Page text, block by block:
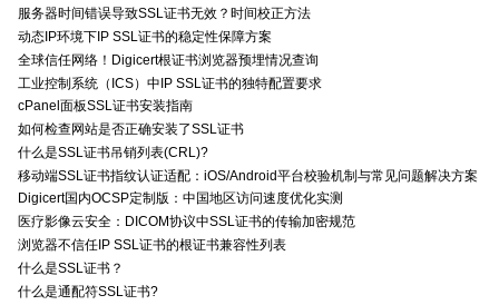
服务器时间错误导致SSL证书无效？时间校正方法
动态IP环境下IP SSL证书的稳定性保障方案
全球信任网络！Digicert根证书浏览器预埋情况查询
工业控制系统（ICS）中IP SSL证书的独特配置要求
cPanel面板SSL证书安装指南
如何检查网站是否正确安装了SSL证书
什么是SSL证书吊销列表(CRL)?
移动端SSL证书指纹认证适配：iOS/Android平台校验机制与常见问题解决方案
Digicert国内OCSP定制版：中国地区访问速度优化实测
医疗影像云安全：DICOM协议中SSL证书的传输加密规范
浏览器不信任IP SSL证书的根证书兼容性列表
什么是SSL证书？
什么是通配符SSL证书?